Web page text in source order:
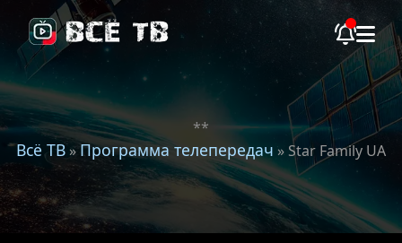
**
Всё ТВ»Программа телепередач » Star Family UA